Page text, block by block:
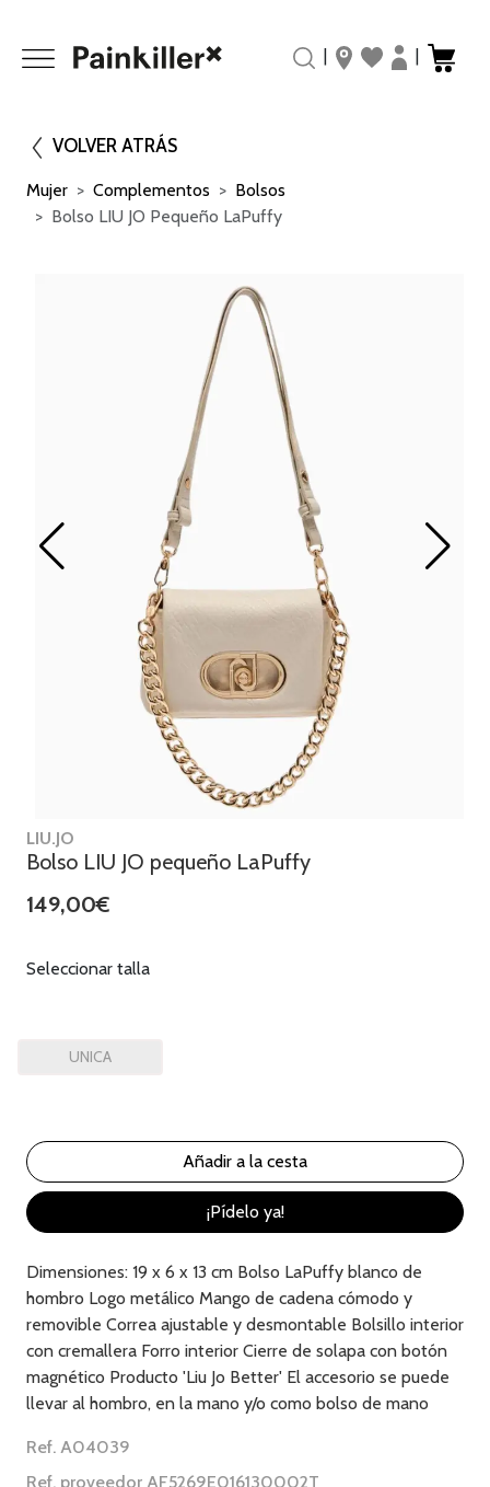
VOLVER ATRÁS
Mujer Complementos
Bolsos
Bolso LIU JO Pequeño LaPuffy
LIU.JO
Bolso LIU JO pequeño LaPuffy
149,00€
Seleccionar talla
UNICA
¡Pídelo ya!
Dimensiones: 19 x 6 x 13 cm Bolso LaPuffy blanco de
hombro Logo metálico Mango de cadena cómodo y
removible Correa ajustable y desmontable Bolsillo interior
con cremallera Forro interior Cierre de solapa con botón
magnético Producto 'Liu Jo Better' El accesorio se puede
llevar al hombro, en la mano y/o como bolso de mano
Ref. A04039
Ref. proveedor AF5269E016130002T